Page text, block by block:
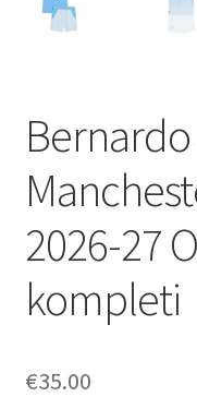
Bernardo
2026-27
kompleti
€35.00